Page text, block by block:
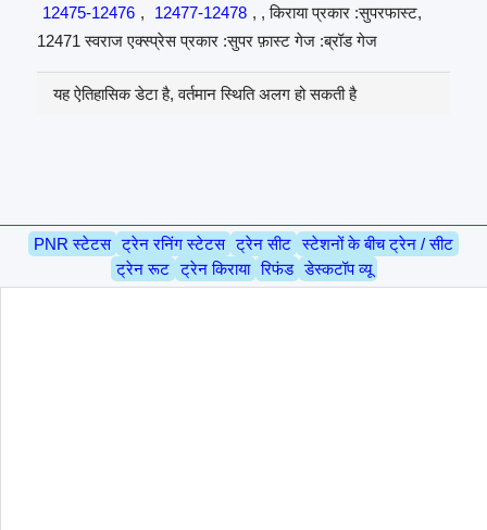
12475-12476 , 12477-12478 , , किराया प्रकार :सुपरफास्ट,
12471 स्वराज एक्स्प्रेस प्रकार :सुपर फ़ास्ट गेज :ब्रॉड गेज
यह ऐतिहासिक डेटा है, वर्तमान स्थिति अलग हो सकती है
PNR स्टेटस ट्रेन रनिंग स्टेटस ट्रेन सीट स्टेशनों के बीच ट्रेन / सीट
ट्रेन रूट ट्रेन किराया रिफंड डेस्कटॉप व्यू